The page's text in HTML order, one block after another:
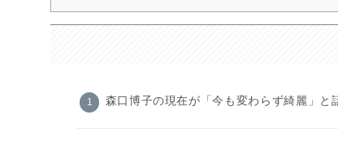
森口博子の現在が「今も変わらず綺麗」と